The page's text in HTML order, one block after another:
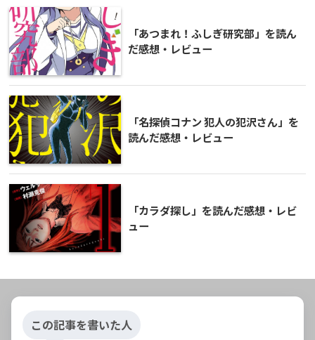
「あつまれ！ふしぎ研究部」を読ん
だ感想・レビュー
「名探偵コナン 犯人の犯沢さん」を
読んだ感想・レビュー
「カラダ探し」を読んだ感想・レビ
ュー
この記事を書いた人